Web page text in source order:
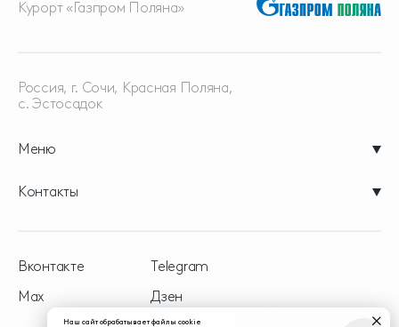
Курорт «Газпром Поляна»
Меню
Россия, г. Сочи, Красная Поляна,
с. Эстосадок
Контакты
Вконтакте
Telegram
Max
Дзен
Наш сайт обрабатывает файлы cookie